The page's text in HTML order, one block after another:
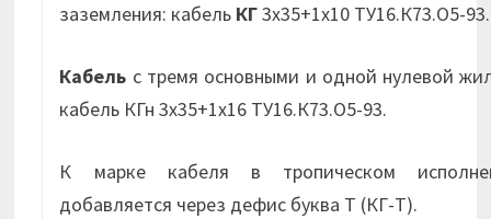
заземления: кабель КГ3х35+1х10 ТУ16.К73.О5-93.
Кабель с тремя основными и одной нулевой
кабель КГн 3х35+1х16 ТУ16.К73.О5-93.
К марке кабеля в тропическом
добавляется через дефис буква Т (КГ-Т).